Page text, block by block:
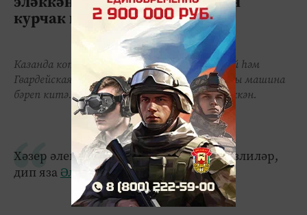
курчак кебек очкан (ВИДЕО)
Казанда коточкыч фаҗига була. Гадел Кутуй һәм
Гвардейская урамнары киселешендә бер кызны машина
бәреп китә. Авыр хәлдә ул реанимациягә эләккән.
Хәзер әлеге авариянең шаһитларын эзлиләр,
дип яза Әлмәт таңнары